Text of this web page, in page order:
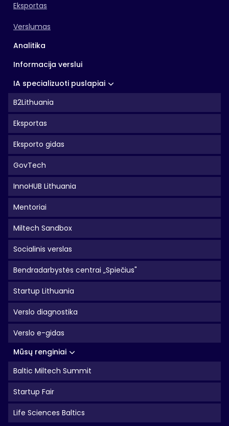
Eksportas
Verslumas
Analitika
Informacija verslui
IA specializuoti puslapiai
B2Lithuania
Eksportas
Eksporto gidas
GovTech
InnoHUB Lithuania
Mentoriai
Miltech Sandbox
Socialinis verslas
Bendradarbystės centrai „Spiečius"
Startup Lithuania
Verslo diagnostika
Verslo e-gidas
Mūsų renginiai
Baltic Miltech Summit
Startup Fair
Life Sciences Baltics